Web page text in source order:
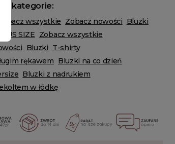
kategorie:
Zobacz wszystkie Zobacz nowości Bluzki
PLUS SIZE Zobacz wszystkie
Bluzki T-shirty
rękawem Bluzki na co dzień
Bluzki z nadrukiem
w łódkę